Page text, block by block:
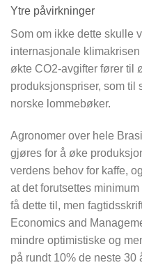
Ytre påvirkninger
Som om ikke dette skulle
internasjonale
økte CO2-avgifter fører til
produksjonspriser, som til
norske lommebøker.
Agronomer over hele
gjøres for å øke
verdens behov for kaffe,
at det forutsettes
få dette til, men
Economics and
mindre optimistiske og
på rundt 10% de neste